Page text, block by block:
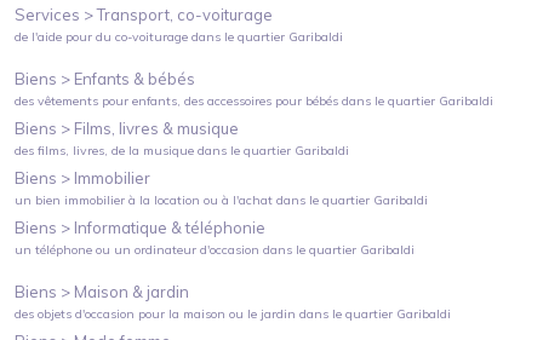
Services >Transport, co-voiturage
de l'aide pour du co-voiturage dans le quartier Garibaldi
Biens > Enfants & bébés
des vêtements pour enfants, des accessoires pour bébés dans le quartier Garibaldi
Biens > Films, livres & musique
des films, livres, de la musique dans le quartier Garibaldi
Biens > Immobilier
un bien immobilier à la location ou à l'achat dans le quartier Garibaldi
Biens > Informatique & téléphonie
un téléphone ou un ordinateur d'occasion dans le quartier Garibaldi
Biens > Maison & jardin
des objets d'occasion pour la maison ou le jardin dans le quartier Garibaldi